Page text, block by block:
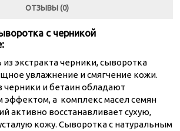
ОТЗЫВЫ (0)
с черникой
из экстракта черники, сыворотка
увлажнение и смягчение кожи.
черники и бетаин обладают
эффектом, а комплекс масел семян
активно восстанавливает сухую,
кожу. Сыворотка с натуральным